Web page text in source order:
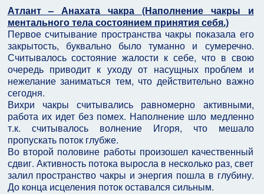
Атлант – Анахата чакра (Наполнение чакры и
ментального тела состоянием принятия себя.)
Первое считывание пространства чакры показала его
закрытость, буквально было туманно и сумеречно.
Считывалось состояние жалости к себе, что в свою
очередь приводит к уходу от насущных проблем и
нежелание заниматься тем, что действительно важно
сегодня.
Вихри чакры считывались равномерно активными,
работа их идет без помех. Наполнение шло медленно
т.к. считывалось волнение Игоря, что мешало
пропускать поток глубже.
Во второй половине работы произошел качественный
сдвиг. Активность потока выросла в несколько раз, свет
залил пространство чакры и энергия пошла в глубину.
До конца исцеления поток оставался сильным.